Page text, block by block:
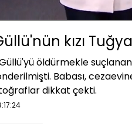
kızı
öldürmekle
Babası,
dikkat çekti.